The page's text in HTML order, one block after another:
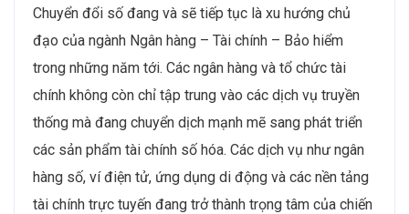
Chuyển đổi số đang và sẽ tiếp tục là xu hướng chủ
đạo của ngành Ngân hàng – Tài chính – Bảo hiểm
trong những năm tới. Các ngân hàng và tổ chức tài
chính không còn chỉ tập trung vào các dịch vụ truyền
thống mà đang chuyển dịch mạnh mẽ sang phát triển
các sản phẩm tài chính số hóa. Các dịch vụ như ngân
hàng số, ví điện tử, ứng dụng di động và các nền tảng
tài chính trực tuyến đang trở thành trọng tâm của chiến